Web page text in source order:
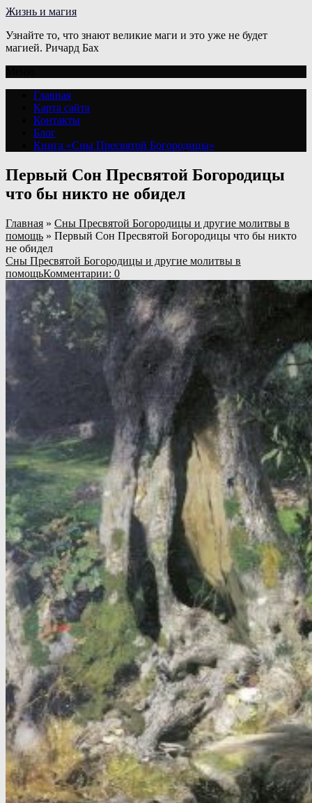
Жизнь и магия
Узнайте то, что знают великие маги и это уже не будет
магией. Ричард Бах
Главная
Карта сайта
Контакты
Блог
Книга «Сны Пресвятой Богородицы»
Первый Сон Пресвятой Богородицы
что бы никто не обидел
Главная » Сны Пресвятой Богородицы и другие молитвы в
помощь » Первый Сон Пресвятой Богородицы что бы никто
не обидел
Сны Пресвятой Богородицы и другие молитвы в
помощьКомментарии: 0